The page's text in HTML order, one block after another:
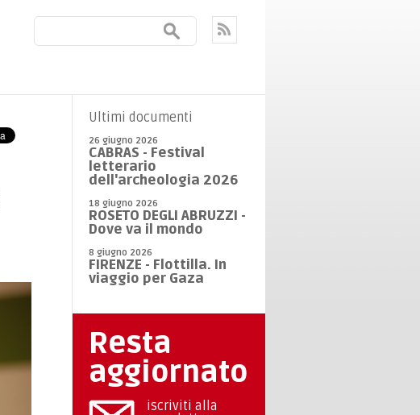
Ultimi documenti
26 giugno 2026
CABRAS - Festival
letterario
dell'archeologia 2026
18 giugno 2026
ROSETO DEGLI ABRUZZI -
Dove va il mondo
8 giugno 2026
FIRENZE - Flottilla. In
viaggio per Gaza
Resta
aggiornato
iscriviti alla